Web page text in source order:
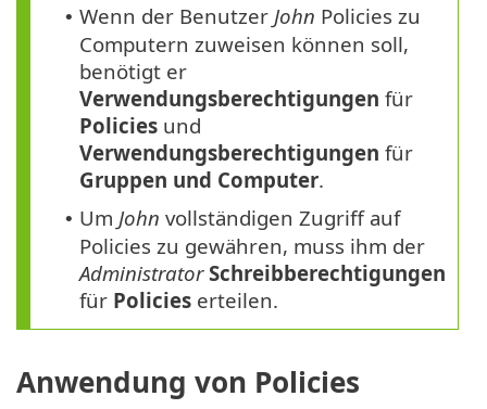
• Wenn der Benutzer John Policies zu
Computern zuweisen können soll,
benötigt er
Verwendungsberechtigungen für
Policies und
Verwendungsberechtigungen für
Gruppen und Computer.
• Um John vollständigen Zugriff auf
Policies zu gewähren, muss ihm der
Administrator Schreibberechtigungen
für Policies erteilen.
Anwendung von Policies